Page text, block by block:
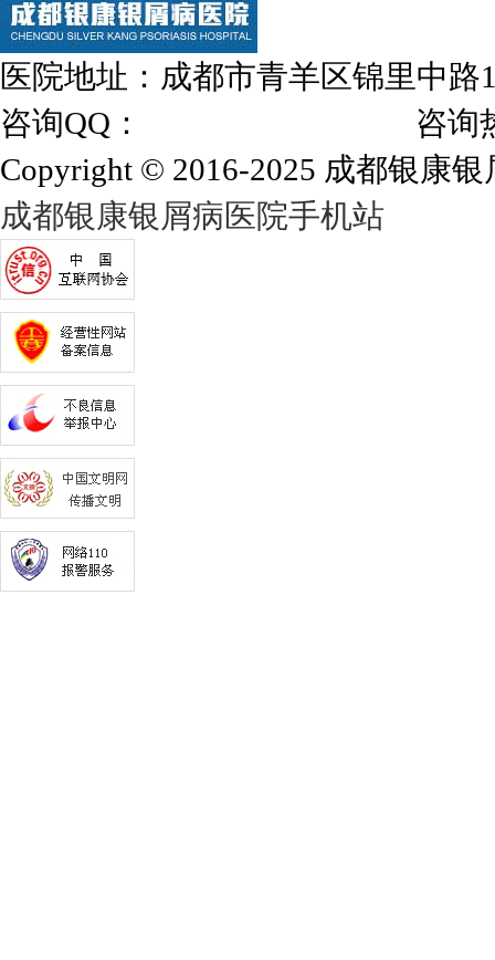
医院地址：成都市青羊区锦里中
咨询QQ：
咨询热线
Copyright © 2016-2025 成都银康银
成都银康银屑病医院手机站